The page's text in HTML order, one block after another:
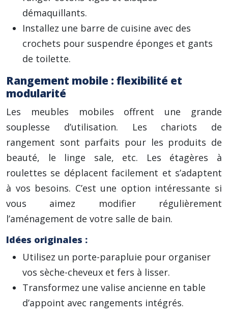
démaquillants.
Installez une barre de cuisine avec des
crochets pour suspendre éponges et gants
de toilette.
Rangement mobile : flexibilité et
modularité
Les meubles mobiles offrent une grande
souplesse d’utilisation. Les chariots de
rangement sont parfaits pour les produits de
beauté, le linge sale, etc. Les étagères à
roulettes se déplacent facilement et s’adaptent
à vos besoins. C’est une option intéressante si
vous aimez modifier régulièrement
l’aménagement de votre salle de bain.
Idées originales :
Utilisez un porte-parapluie pour organiser
vos sèche-cheveux et fers à lisser.
Transformez une valise ancienne en table
d’appoint avec rangements intégrés.